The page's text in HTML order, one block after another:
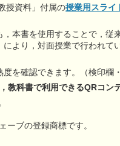
授資料」付属の授業用スライ
本書を使用することで，
より，対面授業で行われて
を確認できます。（検印欄
教科書で利用できるQRコン
ブの登録商標です。